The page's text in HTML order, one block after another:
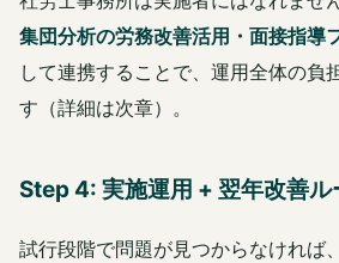
集団分析の労務改善活用・面接指導
して連携することで、運用全体の負
す（詳細は次章）。
Step 4: 実施運用 + 翌年改善ル
試行段階で問題が見つからなければ